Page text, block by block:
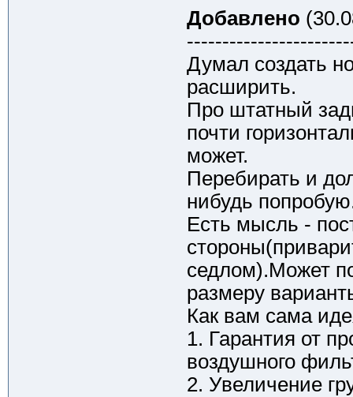
Добавлено
Думал создать
расширить.
Про штатный
почти
может.
Перебирать и
нибудь
Есть мысль -
седлом).Может
размеру
Как вам сама
1. Гарантия от
воздушного
2. Увеличение